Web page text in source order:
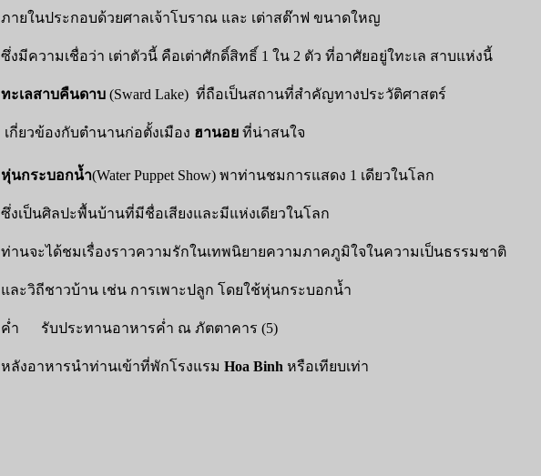
ภายในประกอบด้วยศาลเจ้าโบราณ และ เต่าสต๊าฟ ขนาดใหญ
ซึ่งมีความเชื่อว่า เต่าตัวนี้ คือเต่าศักดิ์สิทธิ์ 1 ใน 2 ตัว ที่อาศัยอยู่ใทะเล สาบแห่งนี้
ทะเลสาบคืนดาบ (Sward Lake) ที่ถือเป็นสถานที่สำคัญทางประวัติศาสตร์
เกี่ยวข้องกับตำนานก่อตั้งเมือง ฮานอย ที่น่าสนใจ
หุ่นกระบอกน้ำ(Water Puppet Show) พาท่านชมการแสดง 1 เดียวในโลก
ซึ่งเป็นศิลปะพื้นบ้านที่มีชื่อเสียงและมีแห่งเดียวในโลก
ท่านจะได้ชมเรื่องราวความรักในเทพนิยายความภาคภูมิใจในความเป็นธรรมชาติ
และวิถีชาวบ้าน เช่น การเพาะปลูก โดยใช้หุ่นกระบอกน้ำ
ค่ำ รับประทานอาหารค่ำ ณ ภัตตาคาร (5)
หลังอาหารนำท่านเข้าที่พักโรงแรม Hoa Binh หรือเทียบเท่า